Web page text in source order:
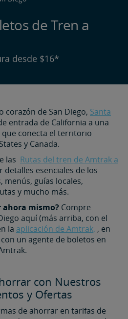
de Tren a
desde $16*
corazón de San Diego, Santa
entrada de California a una
conecta el territorio
y Canada.
las Rutas del tren de Amtrak a
detalles esenciales de los
menús, guías locales,
y mucho más.
ahora mismo? Compre
aquí (más arriba, con el
la aplicación de Amtrak, , en
un agente de boletos en
con Nuestros
y Ofertas
de ahorrar en tarifas de